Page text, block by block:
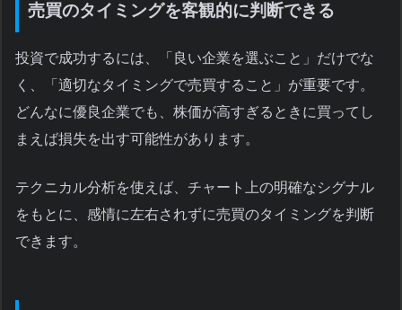
売買のタイミングを客観的に判断できる
投資で成功するには、「良い企業を選ぶこと」だけでな
く、「適切なタイミングで売買すること」が重要です。
どんなに優良企業でも、株価が高すぎるときに買ってし
まえば損失を出す可能性があります。
テクニカル分析を使えば、チャート上の明確なシグナル
をもとに、感情に左右されずに売買のタイミングを判断
できます。